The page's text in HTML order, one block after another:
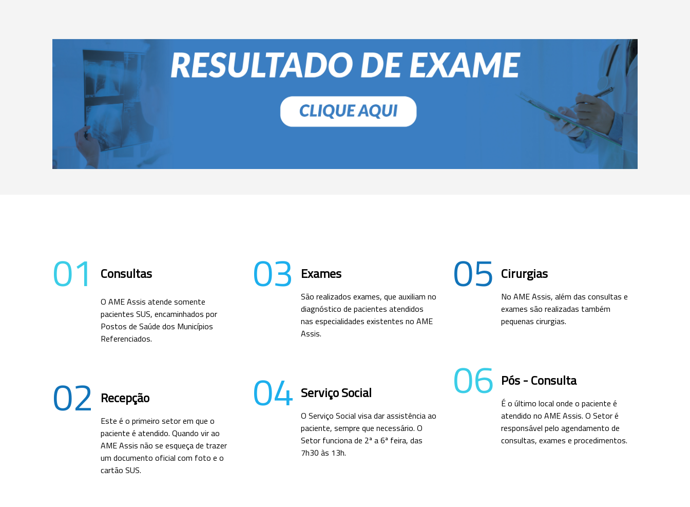
01 Consultas
O AME Assis atende somente
pacientes SUS, encaminhados por
Postos de Saúde dos Municípios
Referenciados.
02 Recepção
Este é o primeiro setor em que o
paciente é atendido. Quando vir ao
AME Assis não se esqueça de trazer
um documento oficial com foto e o
cartão SUS.
03 Exames
São realizados exames, que auxiliam no
diagnóstico de pacientes atendidos
nas especialidades existentes no AME
Assis.
04 Serviço Social
O Serviço Social visa dar assistência ao
paciente, sempre que necessário. O
Setor funciona de 2ª a 6ª feira, das
7h30 às 13h.
05 Cirurgias
No AME Assis, além das consultas e
exames são realizadas também
pequenas cirurgias.
06 Pós - Consulta
É o último local onde o paciente é
atendido no AME Assis. O Setor é
responsável pelo agendamento de
consultas, exames e procedimentos.